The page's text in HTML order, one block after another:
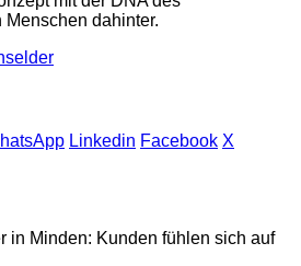
dahinter.
Linkedin Facebook X
in Minden: Kunden fühlen sich auf